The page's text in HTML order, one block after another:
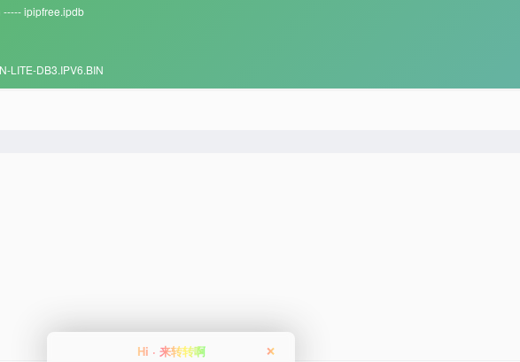
----- ipipfree.ipdb
LITE-DB3.IPV6.BIN
Hi · 来转转啊 ❌